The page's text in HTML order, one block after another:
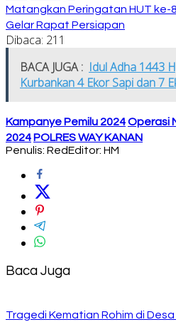
Matangkan Peringatan HUT ke-
Gelar Rapat Persiapan
Dibaca: 211
BACA JUGA : Idul Adha 1443
Kurbankan 4 Ekor Sapi dan 7
Kampanye Pemilu 2024Operasi
2024 POLRES WAY KANAN
Penulis: RedEditor: HM
Baca Juga
Tragedi Kematian Rohim di